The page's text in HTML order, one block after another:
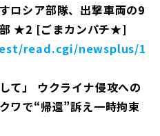
ロシア部隊、出撃車両の9
★2 [ごまカンパチ★]
read.cgi/newsplus/1
て」 ウクライナ侵攻への
ワで“帰還”訴え一時拘束